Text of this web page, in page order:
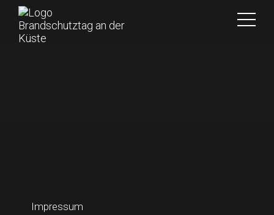
Impressum